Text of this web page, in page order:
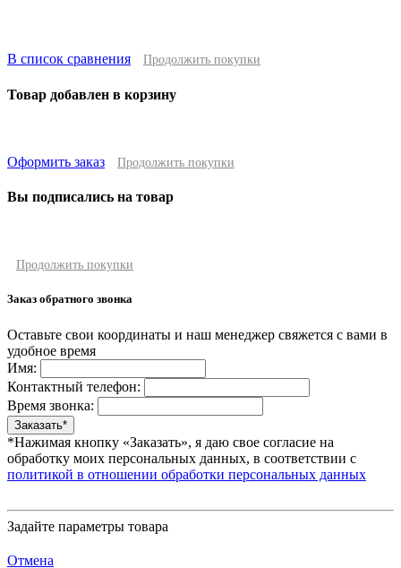
В список сравнения Продолжить покупки
Товар добавлен в корзину
Оформить заказ Продолжить покупки
Вы подписались на товар
Продолжить покупки
Заказ обратного звонка
Оставьте свои координаты и наш менеджер свяжется с вами в
удобное время
Имя:
Контактный телефон:
Время звонка:
*Нажимая кнопку «Заказать», я даю свое согласие на
обработку моих персональных данных, в соответствии с
политикой в отношении обработки персональных данных
Задайте параметры товара
Отмена